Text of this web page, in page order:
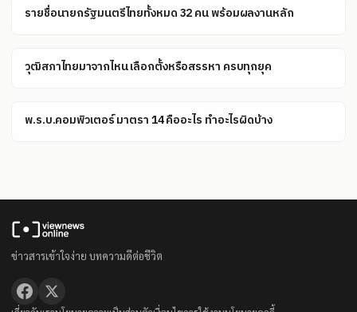
รายชื่อนายกรัฐมนตรีไทยทั้งหมด 32 คน พร้อมผลงานหลัก
วุฒิสภาไทยมาจากไหน เลือกตั้งหรือสรรหา ครบทุกยุค
พ.ร.บ.คอมพิวเตอร์ มาตรา 14 คืออะไร ทำอะไรผิดบ้าง
ข่าวสารเข้าใจง่าย บทความดีต่อชีวิต